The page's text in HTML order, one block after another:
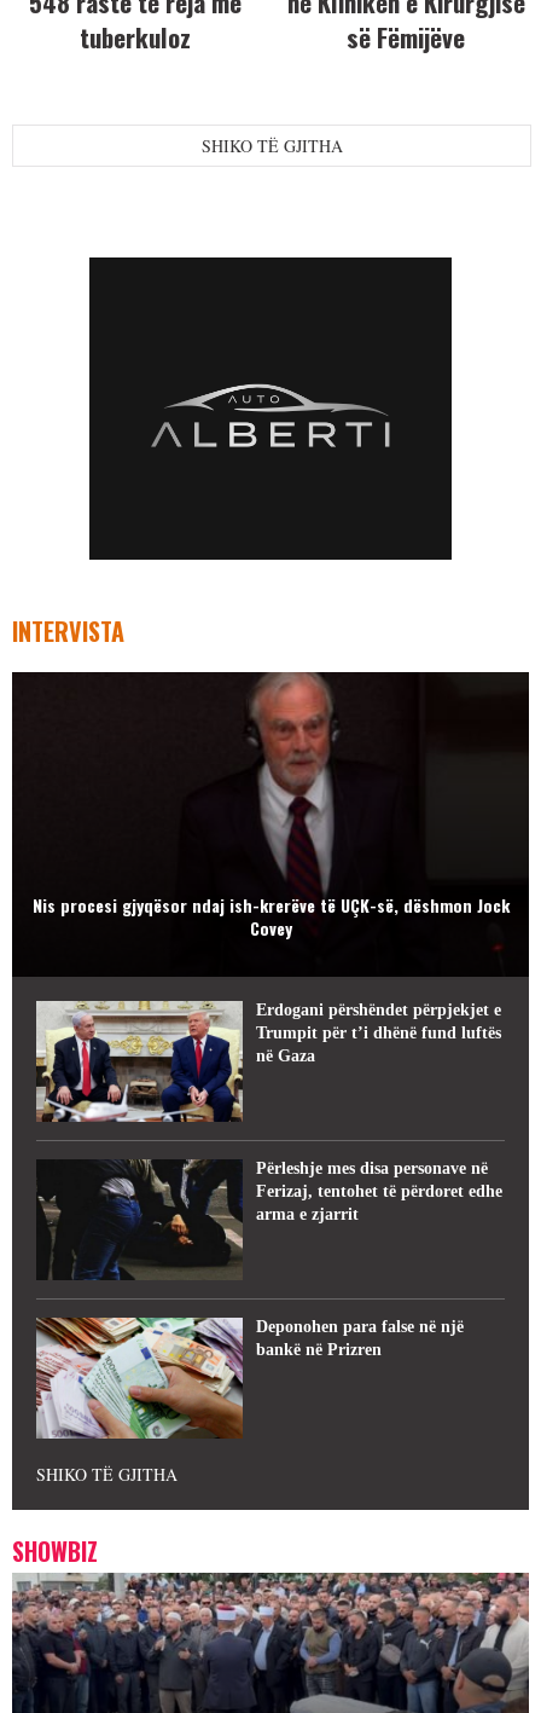
tuberkuloz
së Fëmijëve
SHIKO TË GJITHA
INTERVISTA
Nis procesi gjyqësor ndaj ish-krerëve të UÇK-së, dëshmon Jock
Covey
Erdogani përshëndet përpjekjet e
Trumpit për t’i dhënë fund luftës
në Gaza
Përleshje mes disa personave në
Ferizaj, tentohet të përdoret edhe
arma e zjarrit
Deponohen para false në një
bankë në Prizren
SHIKO TË GJITHA
SHOWBIZ